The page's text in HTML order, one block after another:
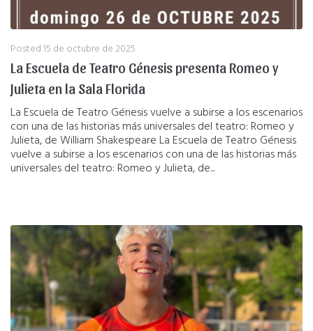
Posted15 de octubre de 2025
La Escuela de Teatro Génesis presenta Romeo y
Julieta en la Sala Florida
La Escuela de Teatro Génesis vuelve a subirse a los escenarios
con una de las historias más universales del teatro: Romeo y
Julieta, de William Shakespeare La Escuela de Teatro Génesis
vuelve a subirse a los escenarios con una de las historias más
universales del teatro: Romeo y Julieta, de...